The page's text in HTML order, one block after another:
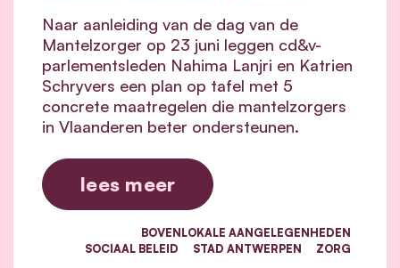
Naar aanleiding van de dag van de
Mantelzorger op 23 juni leggen cd&v-
parlementsleden Nahima Lanjri en Katrien
Schryvers een plan op tafel met 5
concrete maatregelen die mantelzorgers
in Vlaanderen beter ondersteunen.
lees meer
BOVENLOKALE AANGELEGENHEDEN
SOCIAAL BELEID
STAD ANTWERPEN ZORG